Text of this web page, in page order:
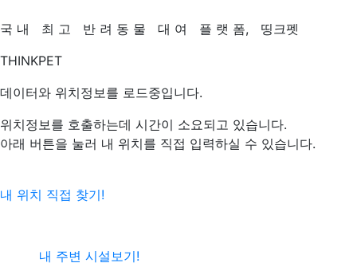
국 내 최 고 반 려 동 물 대 여 플 랫 폼,
띵크펫
THINKPET
데이터와 위치정보를 로드중입니다.
위치정보를 호출하는데 시간이 소요되고 있습니다.
아래 버튼을 눌러 내 위치를 직접 입력하실 수 있습니다.
내 위치 직접 찾기!
내 주변 시설보기!